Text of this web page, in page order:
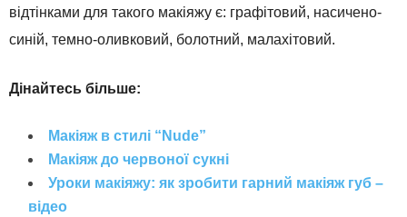
відтінками для такого макіяжу є: графітовий, насичено-
синій, темно-оливковий, болотний, малахітовий.
Дінайтесь більше:
Макіяж в стилі “Nude”
Макіяж до червоної сукні
Уроки макіяжу: як зробити гарний макіяж губ –
відео